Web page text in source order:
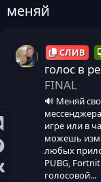
меняй
СЛИВ
голос в
FINAL
🔊 Меняй
игре или в
можешь
любых
PUBG,
голосовой...